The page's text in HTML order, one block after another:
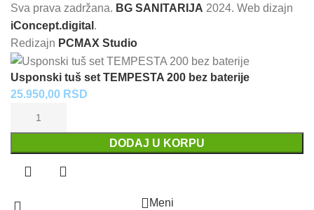
Sva prava zadržana. BG SANITARIJA 2024. Web dizajn
iConcept.digital .
Redizajn PCMAX Studio
Usponski tuš set TEMPESTA 200 bez baterije
25.950,00 RSD
DODAJ U KORPU
Meni